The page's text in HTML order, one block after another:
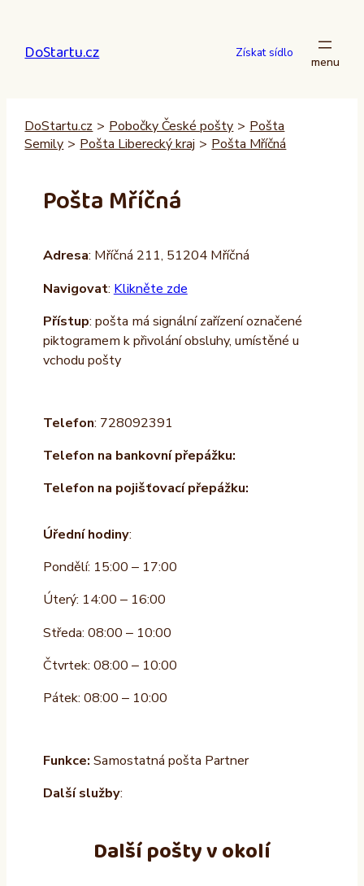
obsah
DoStartu.cz Získat sídlo
DoStartu.cz > Pobočky České pošty > Pošta
Semily > Pošta Liberecký kraj > Pošta Mříčná
Pošta Mříčná
Adresa: Mříčná 211, 51204 Mříčná
Navigovat: Klikněte zde
Přístup: pošta má signální zařízení označené
piktogramem k přivolání obsluhy, umístěné u
vchodu pošty
Telefon: 728092391
Telefon na bankovní přepážku:
Telefon na pojišťovací přepážku:
Úřední hodiny:
Pondělí: 15:00 – 17:00
Úterý: 14:00 – 16:00
Středa: 08:00 – 10:00
Čtvrtek: 08:00 – 10:00
Pátek: 08:00 – 10:00
Funkce: Samostatná pošta Partner
Další služby:
Další pošty v okolí